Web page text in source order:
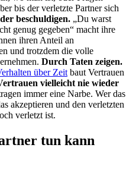
bis der verletzte Partner sich
beschuldigen. „Du warst
genug gegeben“ macht ihre
ihren Anteil an
und trotzdem die volle
Durch Taten zeigen.
über Zeitbaut Vertrauen
vielleicht nie wieder
immer eine Narbe. Wer das
akzeptieren und den verletzten
verletzt ist.
tun kann